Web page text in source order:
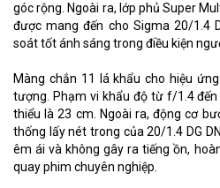
góc rộng. Ngoài ra, lớp phủ Super
được mang đến cho Sigma 20/1.4
soát tốt ánh sáng trong điều kiện
Màng chắn 11 lá khẩu cho hiệu
tượng. Phạm vi khẩu độ từ f/1.4
thiểu là 23 cm. Ngoài ra, động cơ
thống lấy nét trong của 20/1.4 DG
êm ái và không gây ra tiếng ồn,
quay phim chuyên nghiệp.